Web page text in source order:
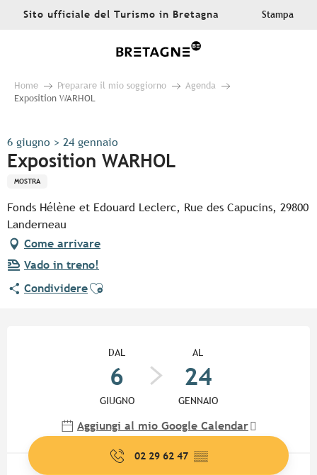
AllerSito ufficiale del Turismo in Bretagna Stampa
Home Preparare il mio soggiorno
Agenda
Exposition WARHOL
6 giugno > 24 gennaio
Exposition WARHOL
MOSTRA
Fonds Hélène et Edouard Leclerc, Rue des Capucins, 29800
Landerneau
Come arrivare
Vado in treno!
CondividereAjouter aux favoris
DAL
6
GIUGNO
AL
24
GENNAIO
Aggiungi al mio Google Calendar
02 29 62 47 ▒▒